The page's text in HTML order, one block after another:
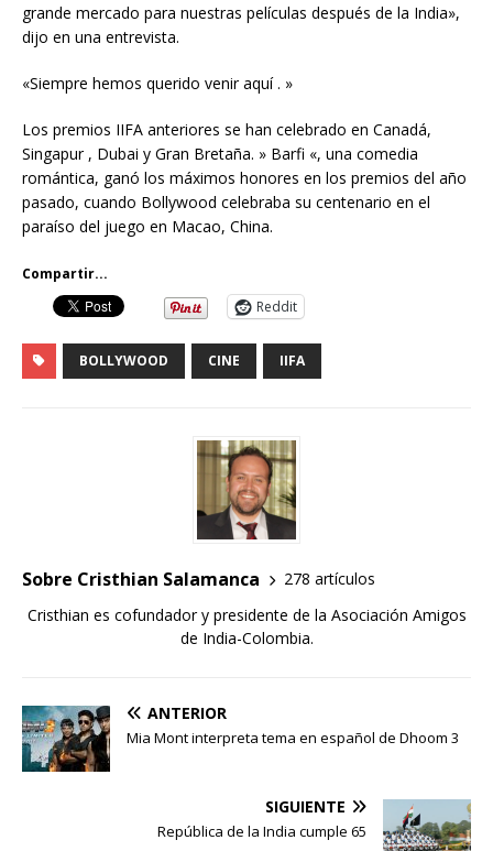
grande mercado para nuestras películas después de la India»,
dijo en una entrevista.
«Siempre hemos querido venir aquí . »
Los premios IIFA anteriores se han celebrado en Canadá,
Singapur , Dubai y Gran Bretaña. » Barfi «, una comedia
romántica, ganó los máximos honores en los premios del año
pasado, cuando Bollywood celebraba su centenario en el
paraíso del juego en Macao, China.
Compartir...
Reddit
BOLLYWOOD CINE IIFA
Sobre Cristhian Salamanca
278 artículos
Cristhian es cofundador y presidente de la Asociación Amigos
de India-Colombia.
ANTERIOR
Mia Mont interpreta tema en español de Dhoom 3
SIGUIENTE
República de la India cumple 65